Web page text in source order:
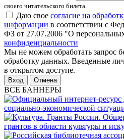
своего читательского билета.
Даю свое согласие на
информации в соответствии с
ФЗ от 27.07.2006 "О
конфиденциальности
Мы не можем обработать запрос
обработку данных. Введенные
в открытом доступе.
Отмена
ВСЕ БАННЕРЫ